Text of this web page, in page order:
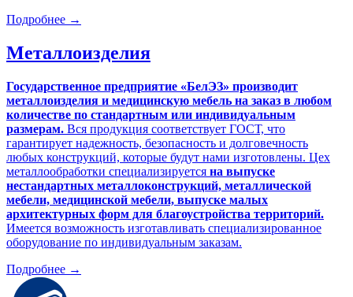
Подробнее →
Металлоизделия
Государственное предприятие «БелЭЗ» производит
металлоизделия и медицинскую мебель на заказ в любом
количестве по стандартным или индивидуальным
размерам. Вся продукция соответствует ГОСТ, что
гарантирует надежность, безопасность и долговечность
любых конструкций, которые будут нами изготовлены. Цех
металлообработки специализируется на выпуске
нестандартных металлоконструкций, металлической
мебели, медицинской мебели, выпуске малых
архитектурных форм для благоустройства территорий.
Имеется возможность изготавливать специализированное
оборудование по индивидуальным заказам.
Подробнее →